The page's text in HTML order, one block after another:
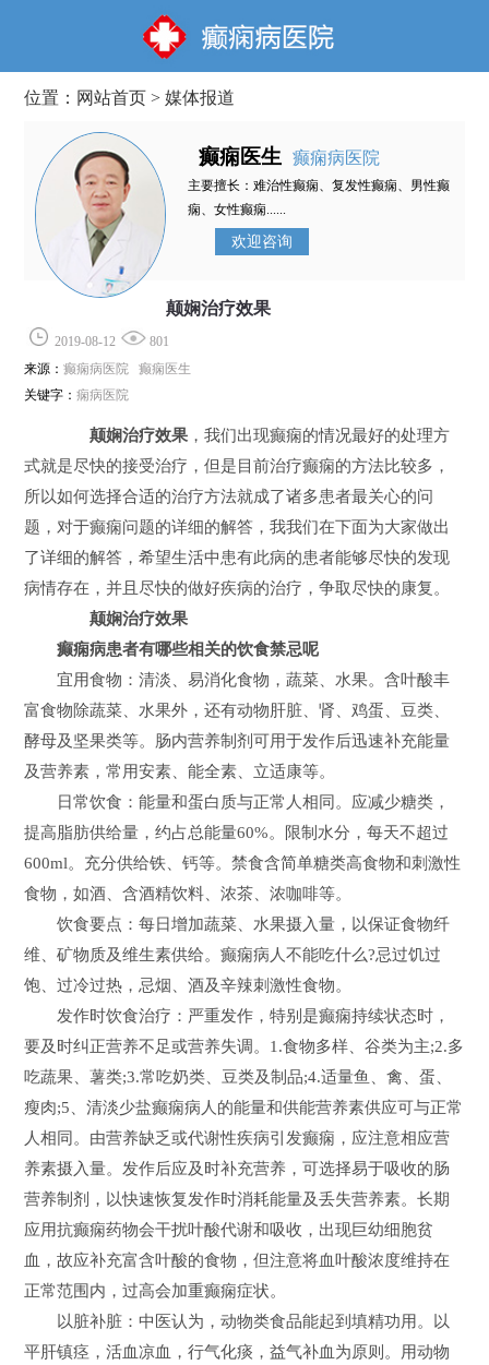
位置： 网站首页 >媒体报道
癫痫医生 癫痫病医院
主要擅长：难治性癫痫、复发性癫痫、男性癫
痫、女性癫痫......
欢迎咨询
颠娴治疗效果
2019-08-12
801
来源：癫痫病医院 癫痫医生
关键字：痫病医院
颠娴治疗效果 ，我们出现癫痫的情况最好的处理方
式就是尽快的接受治疗，但是目前治疗癫痫的方法比较多，
所以如何选择合适的治疗方法就成了诸多患者最关心的问
题，对于癫痫问题的详细的解答，我我们在下面为大家做出
了详细的解答，希望生活中患有此病的患者能够尽快的发现
病情存在，并且尽快的做好疾病的治疗，争取尽快的康复。
颠娴治疗效果
癫痫病患者有哪些相关的饮食禁忌呢
宜用食物：清淡、易消化食物，蔬菜、水果。含叶酸丰
富食物除蔬菜、水果外，还有动物肝脏、肾、鸡蛋、豆类、
酵母及坚果类等。肠内营养制剂可用于发作后迅速补充能量
及营养素，常用安素、能全素、立适康等。
日常饮食：能量和蛋白质与正常人相同。应减少糖类，
提高脂肪供给量，约占总能量60%。限制水分，每天不超过
600ml。充分供给铁、钙等。禁食含简单糖类高食物和刺激性
食物，如酒、含酒精饮料、浓茶、浓咖啡等。
饮食要点：每日增加蔬菜、水果摄入量，以保证食物纤
维、矿物质及维生素供给。癫痫病人不能吃什么?忌过饥过
饱、过冷过热，忌烟、酒及辛辣刺激性食物。
发作时饮食治疗：严重发作，特别是癫痫持续状态时，
要及时纠正营养不足或营养失调。1.食物多样、谷类为主;2.多
吃蔬果、薯类;3.常吃奶类、豆类及制品;4.适量鱼、禽、蛋、
瘦肉;5、清淡少盐癫痫病人的能量和供能营养素供应可与正常
人相同。由营养缺乏或代谢性疾病引发癫痫，应注意相应营
养素摄入量。发作后应及时补充营养，可选择易于吸收的肠
营养制剂，以快速恢复发作时消耗能量及丢失营养素。长期
应用抗癫痫药物会干扰叶酸代谢和吸收，出现巨幼细胞贫
血，故应补充富含叶酸的食物，但注意将血叶酸浓度维持在
正常范围内，过高会加重癫痫症状。
以脏补脏：中医认为，动物类食品能起到填精功用。以
平肝镇痉，活血凉血，行气化痰，益气补血为原则。用动物